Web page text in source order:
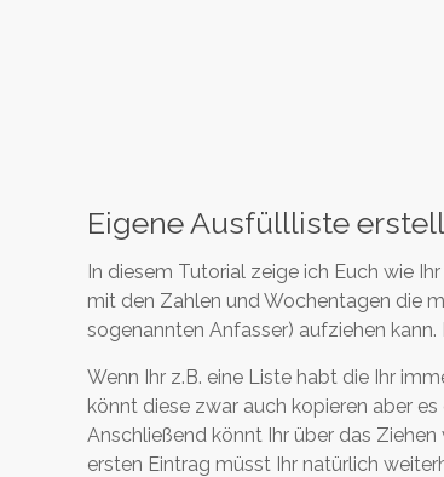
Eigene Ausfüllliste
In diesem Tutorial zeige ich Euch wie
mit den Zahlen und Wochentagen die
sogenannten Anfasser) aufziehen
Wenn Ihr z.B. eine Liste habt die Ihr
könnt diese zwar auch kopieren aber
Anschließend könnt Ihr über das
ersten Eintrag müsst Ihr natürlich